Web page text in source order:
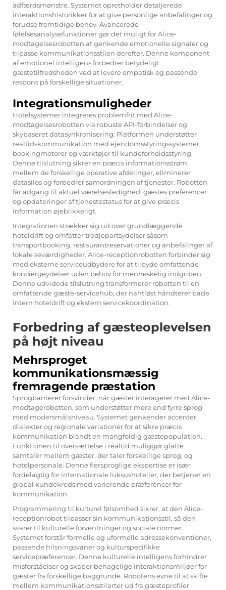
adfærdsmønstre. Systemet opretholder detaljerede
interaktionshistorikker for at give personlige anbefalinger og
forudse fremtidige behov. Avancerede
følelsesanalysefunktioner gør det muligt for Alice-
modtagelsesrobotten at genkende emotionelle signaler og
tilpasse kommunikationsstilen derefter. Denne komponent
af emotionel intelligens forbedrer betydeligt
gæstetilfredsheden ved at levere empatisk og passende
respons på forskellige situationer.
Integrationsmuligheder
Hotelsystemer integreres problemfrit med Alice-
modtagelsesrobotten via robuste API-forbindelser og
skybaseret datasynkronisering. Platformen understøtter
realtidskommunikation med ejendomsstyringssystemer,
bookingmotorer og værktøjer til kundeforholdsstyring.
Denne tilslutning sikrer en præcis informationsstrøm
mellem de forskellige operative afdelinger, eliminerer
datasilos og forbedrer samordningen af tjenester. Robotten
får adgang til aktuel værelsesledighed, gæstes preferencer
og opdateringer af tjenestestatus for at give præcis
information øjeblikkeligt.
Integrationen strækker sig ud over grundlæggende
hoteldrift og omfatter tredjepartsydelser såsom
transportbooking, restaurantreservationer og anbefalinger af
lokale seværdigheder. Alice-receptionrobotten forbinder sig
med eksterne serviceudbydere for at tilbyde omfattende
konciergeydelser uden behov for menneskelig indgriben.
Denne udvidede tilslutning transformerer robotten til en
omfattende gæste-servicehub, der nahtløst håndterer både
intern hoteldrift og ekstern servicekoordination.
Forbedring af gæsteoplevelsen
på højt niveau
Mehrsproget
kommunikationsmæssig
fremragende præstation
Sprogbarrierer forsvinder, når gæster interagerer med Alice-
modtagerobotten, som understøtter mere end fyrre sprog
med modersmålsniveau. Systemet genkender accenter,
dialekter og regionale variationer for at sikre præcis
kommunikation blandt en mangfoldig gæstepopulation.
Funktionen til oversættelse i realtid muliggør glatte
samtaler mellem gæster, der taler forskellige sprog, og
hotelpersonale. Denne flersproglige ekspertise er især
fordelagtig for internationale luksushoteller, der betjener en
global kundekreds med varierende præferencer for
kommunikation.
Programmering til kulturel følsomhed sikrer, at den Alice-
receptionrobottilpasser sin kommunikationsstil, så den
svarer til kulturelle forventninger og sociale normer.
Systemet forstår formelle og uformelle adressekonventioner,
passende hilsningsvaner og kulturspecifikke
servicepræferencer. Denne kulturelle intelligens forhindrer
misforståelser og skaber behagelige interaktionsmiljøer for
gæster fra forskellige baggrunde. Robotens evne til at skifte
mellem kommunikationsstilarter ud fra gæsteprofiler